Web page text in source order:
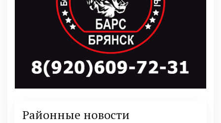
Районные новости